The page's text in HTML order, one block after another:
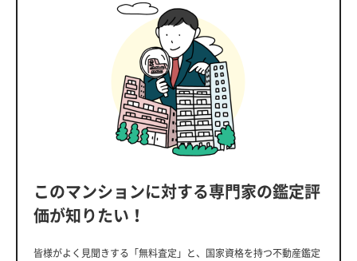
このマンションに対する専門家の鑑定評
価が知りたい！
皆様がよく見聞きする「無料査定」と、国家資格を持つ不動産鑑定